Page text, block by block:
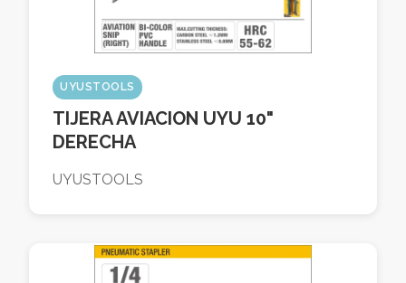
UYUSTOOLS
TIJERA AVIACION UYU 10"
DERECHA
UYUSTOOLS